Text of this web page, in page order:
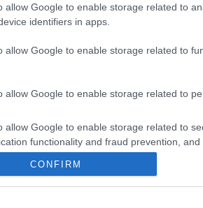
allow Google to enable storage related to
identifiers in apps.
allow Google to enable storage related to
allow Google to enable storage related to
allow Google to enable storage related to
functionality and fraud prevention, and
CONFIRM